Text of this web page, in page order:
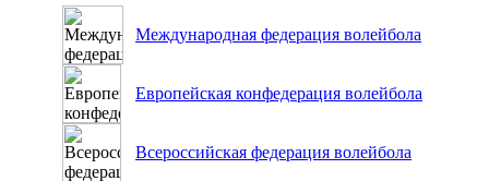
Международная федерация волейбола
Европейская конфедерация волейбола
Всероссийская федерация волейбола